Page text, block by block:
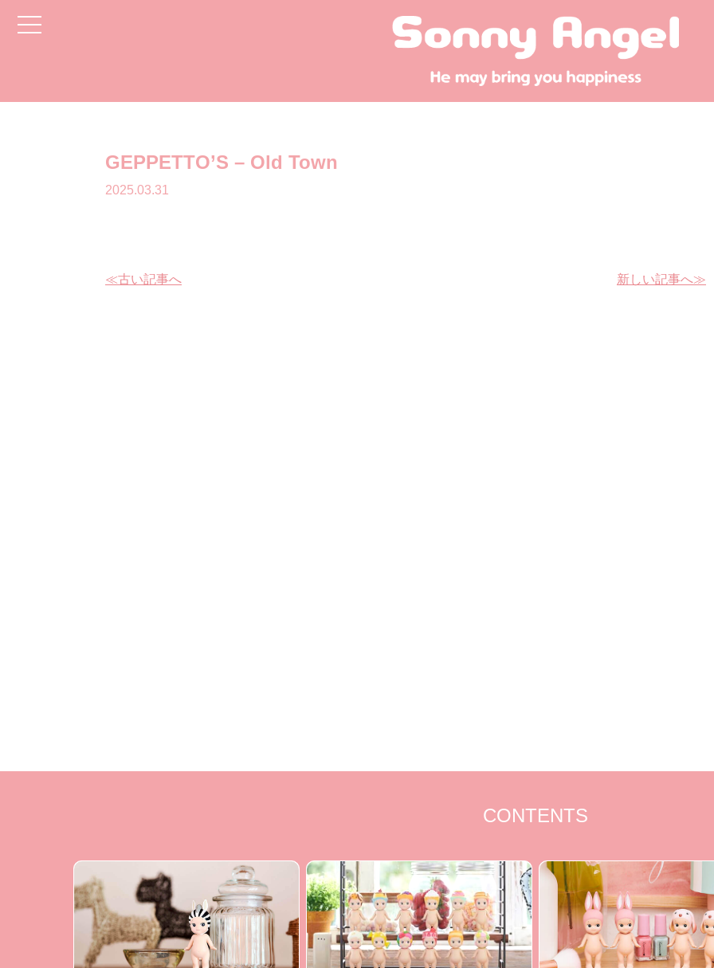
toggle
navigation
GEPPETTO’S – Old Town
2025.03.31
≪古い記事へ 新しい記事へ≫
CONTENTS